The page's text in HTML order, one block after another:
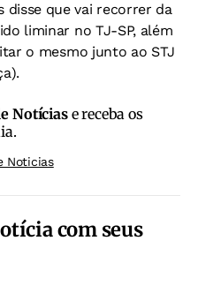
disse que vai recorrer da
liminar no TJ-SP, além
o mesmo junto ao STJ
Notíciase receba os
Noticias
com seus